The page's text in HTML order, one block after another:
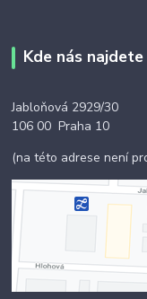
Kde nás najdete
Jabloňová 2929/30
106 00 Praha 10
(na této adrese není